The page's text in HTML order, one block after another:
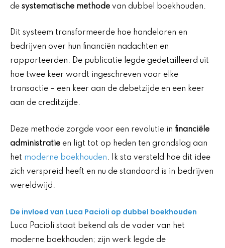
de systematische methode van dubbel boekhouden.
Dit systeem transformeerde hoe handelaren en
bedrijven over hun financiën nadachten en
rapporteerden. De publicatie legde gedetailleerd uit
hoe twee keer wordt ingeschreven voor elke
transactie – een keer aan de debetzijde en een keer
aan de creditzijde.
Deze methode zorgde voor een revolutie in financiële
administratie en ligt tot op heden ten grondslag aan
het moderne boekhouden. Ik sta versteld hoe dit idee
zich verspreid heeft en nu de standaard is in bedrijven
wereldwijd.
De invloed van Luca Pacioli op dubbel boekhouden
Luca Pacioli staat bekend als de vader van het
moderne boekhouden; zijn werk legde de